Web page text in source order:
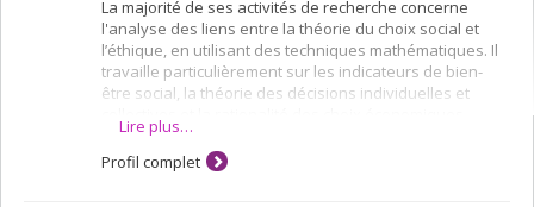
La majorité de ses activités de recherche concerne
l'analyse des liens entre la théorie du choix social et
l’éthique, en utilisant des techniques mathématiques. Il
travaille particulièrement sur les indicateurs de bien-
être social, la théorie des décisions individuelles et
Lire plus…
Profil complet